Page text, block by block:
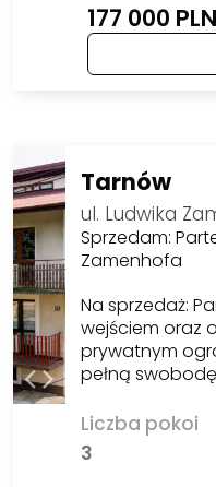
177 000 PLN
Tarnów
ul. Ludwika
Sprzedam:
Zamenhofa
Na sprzedaż:
wejściem oraz
prywatnym
pełną
Liczba pokoi
3